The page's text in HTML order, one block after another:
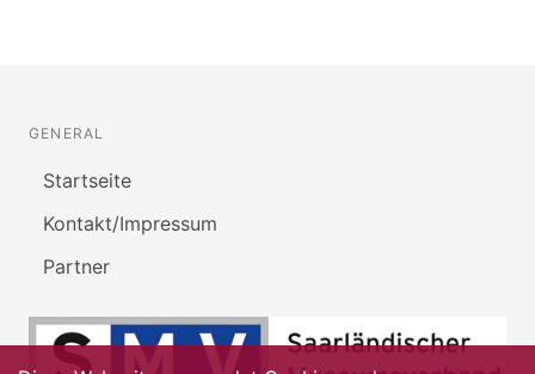
GENERAL
Startseite
Kontakt/Impressum
Partner